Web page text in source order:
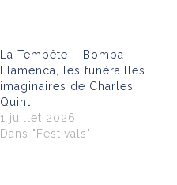
La Tempête – Bomba
Flamenca, les funérailles
imaginaires de Charles
Quint
1 juillet 2026
Dans "Festivals"